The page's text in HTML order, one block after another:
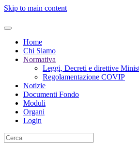
Skip to main content
Home
Chi Siamo
Normativa
Leggi, Decreti e direttive
Regolamentazione COVIP
Notizie
Documenti Fondo
Moduli
Organi
Login